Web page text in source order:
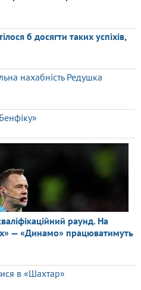
б досягти таких успіхів,
нахабність Редушка
раунд. На
— «Динамо» працюватимуть
в «Шахтар»